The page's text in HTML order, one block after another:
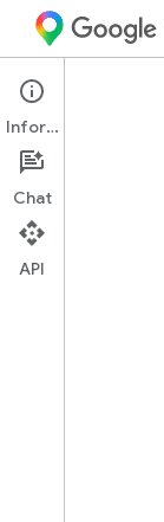
iOS
Guías
Información
Chat
API